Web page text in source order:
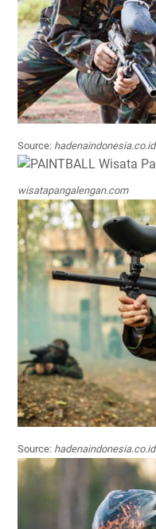
Source: hadenaindonesia.co.id
wisatapangalengan.com
Source: hadenaindonesia.co.id